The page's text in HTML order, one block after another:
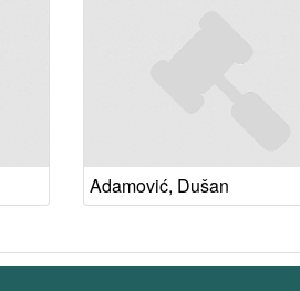
Adamović, Dušan